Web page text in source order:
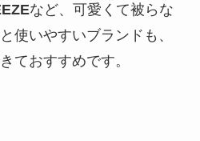
など、可愛くて被らな
使いやすいブランドも、
ておすすめです。